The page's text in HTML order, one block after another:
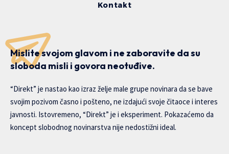
Kontakt
Mislite svojom glavom i ne zaboravite da su
sloboda misli i govora neotuđive.
“Direkt” je nastao kao izraz želje male grupe novinara da se bave
svojim pozivom časno i pošteno, ne izdajući svoje čitaoce i interes
javnosti. Istovremeno, “Direkt” je i eksperiment. Pokazaćemo da
koncept slobodnog novinarstva nije nedostižni ideal.